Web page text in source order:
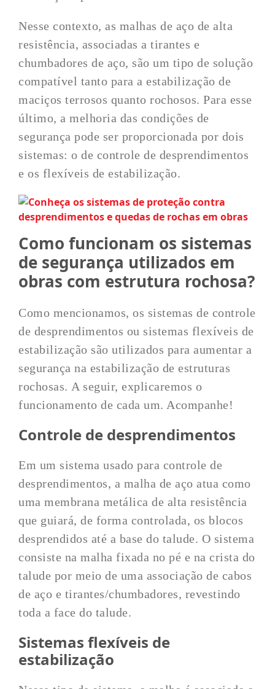
Nesse contexto, as malhas de aço de alta
resistência, associadas a tirantes e
chumbadores de aço, são um tipo de solução
compatível tanto para a estabilização de
maciços terrosos quanto rochosos. Para esse
último, a melhoria das condições de
segurança pode ser proporcionada por dois
sistemas: o de controle de desprendimentos
e os flexíveis de estabilização.
Como funcionam os sistemas
de segurança utilizados em
obras com estrutura rochosa?
Como mencionamos, os sistemas de controle
de desprendimentos ou sistemas flexíveis de
estabilização são utilizados para aumentar a
segurança na estabilização de estruturas
rochosas. A seguir, explicaremos o
funcionamento de cada um. Acompanhe!
Controle de desprendimentos
Em um sistema usado para controle de
desprendimentos, a malha de aço atua como
uma membrana metálica de alta resistência
que guiará, de forma controlada, os blocos
desprendidos até a base do talude. O sistema
consiste na malha fixada no pé e na crista do
talude por meio de uma associação de cabos
de aço e tirantes/chumbadores, revestindo
toda a face do talude.
Sistemas flexíveis de
estabilização